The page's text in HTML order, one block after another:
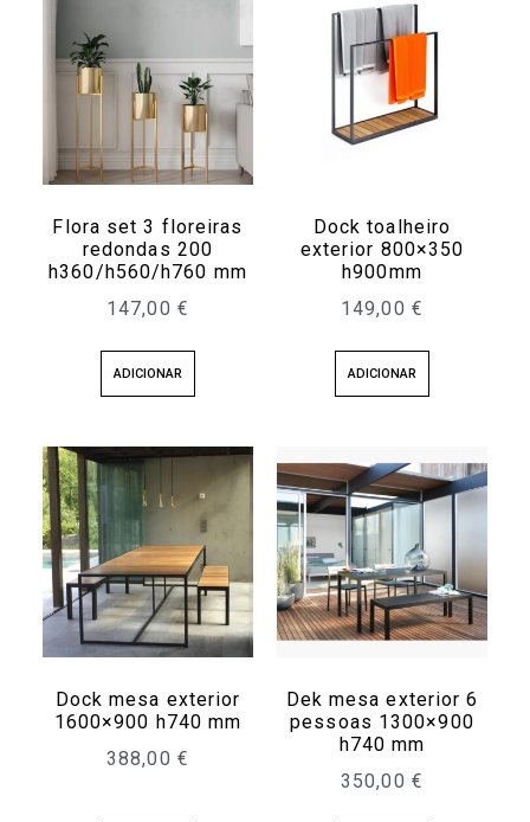
Flora set 3 floreiras
redondas 200
h360/h560/h760 mm
147,00 €
ADICIONAR
Dock toalheiro
exterior 800×350
h900mm
149,00 €
ADICIONAR
Dock mesa exterior
1600×900 h740 mm
388,00 €
Dek mesa exterior 6
pessoas 1300×900
h740 mm
350,00 €